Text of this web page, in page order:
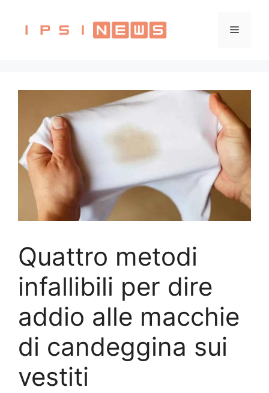
contenuto
Menu
Quattro metodi
infallibili per dire
addio alle macchie
di candeggina sui
vestiti